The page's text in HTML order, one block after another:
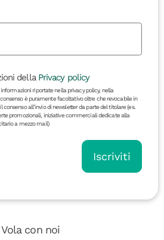
della Privacy policy
riportate nella privacy policy, nella
è puramente facoltativo oltre che revocabile in
all’invio di newsletter da parte del titolare (es.
promozionali, iniziative commerciali dedicate alla
a mezzo mail)
Iscriviti
Vola con noi